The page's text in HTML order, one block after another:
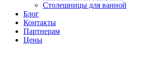
Столешницы для ванной
Блог
Контакты
Партнерам
Цены